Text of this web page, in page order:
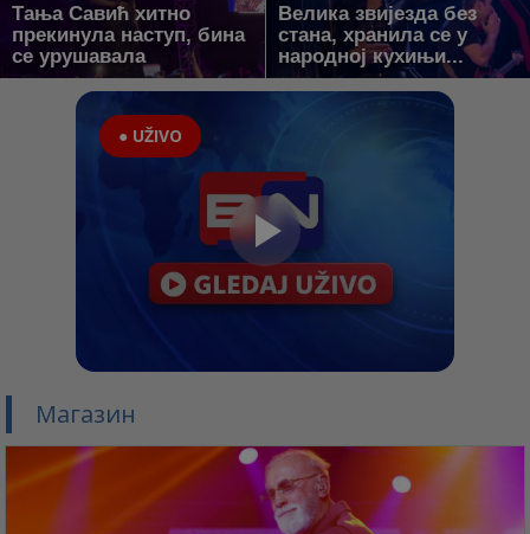
Тања Савић хитно
прекинула наступ, бина
се урушавала
Велика звијезда без
стана, хранила се у
народној кухињи...
● UŽIVO
Магазин